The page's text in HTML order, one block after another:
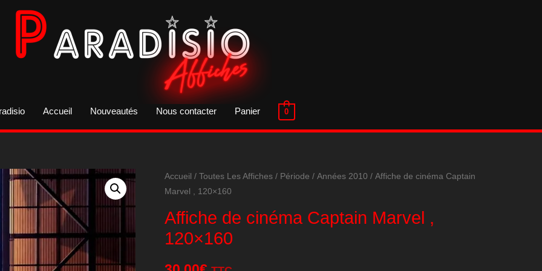
Accueil Nouveautés Nous contacter Panier 0
Accueil / Toutes Les Affiches / Période / Années 2010 / Affiche de cinéma Captain
Marvel , 120×160
Affiche de cinéma Captain Marvel ,
120×160